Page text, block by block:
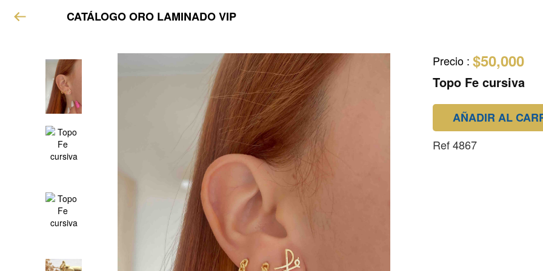
CATÁLOGO ORO LAMINADO VIP
Precio : $50,000
Topo Fe cursiva
AÑADIR AL
Ref 4867